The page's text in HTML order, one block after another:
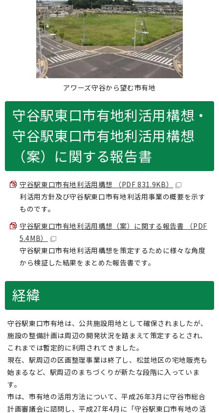
アワーズ守谷から望む市有地
守谷駅東口市有地利活用構想・
守谷駅東口市有地利活用構想
（案）に関する報告書
守谷駅東口市有地利活用構想 （PDF 831.9KB）
利活用方針及び守谷駅東口市有地利活用事業の概要を示す
ものです。
守谷駅東口市有地利活用構想（案）に関する報告書 （PDF
5.4MB）
守谷駅東口市有地利活用構想を策定するために様々な角度
から検証した結果をまとめた報告書です。
経緯
守谷駅東口市有地は、公共施設用地として確保されましたが、
施設の整備計画は周辺の開発状況を踏まえて策定するとされ、
これまでは暫定的に利用されてきました。
現在、駅周辺の区画整理事業は終了し、松並地区の宅地販売も
始まるなど、駅周辺のまちづくりが新たな段階に入っていま
す。
市は、市有地の活用方法について、平成26年3月に守谷市総合
計画審議会に諮問し、平成27年4月に「守谷駅東口市有地の活